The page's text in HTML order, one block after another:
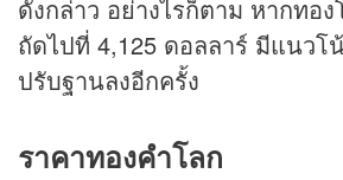
ดังกล่าว อย่างไรก็ตาม หากทอ
ถัดไปที่ 4,125 ดอลลาร์ มีแนวโ
ปรับฐานลงอีกครั้ง
ราคาทองคำโลก